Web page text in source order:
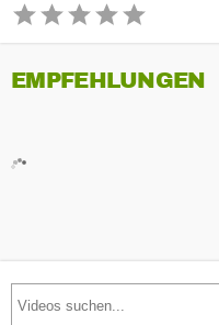
EMPFEHLUNGEN